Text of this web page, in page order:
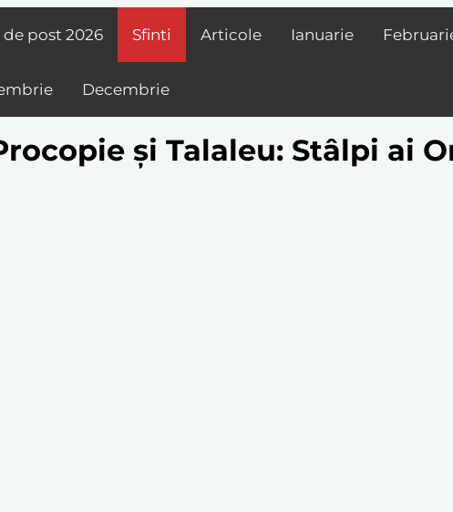
de post2026 Sfinti Articole Ianuarie
Decembrie
și Talaleu: Stâlpi ai